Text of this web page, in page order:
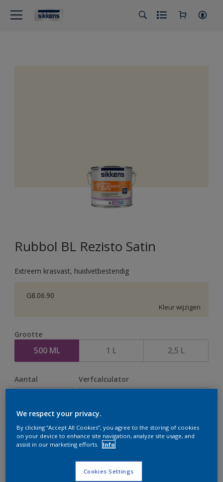
Rubbol BL Rezisto Satin
Extreem krasvast, huidvetbestendig
G8.06.90
Kleur wijzigen
Grootte
500 ML 1 L 2,5 L
Aantal Verfcalculator
Op dit moment is het niet mogelijk dit product online
te bestellen. Houd de website in de gaten, we werken
We respect your privacy.
By clicking “Accept All Cookies”, you agree to the storing of cookies
on your device to enhance site navigation, analyze site usage, and
assist in our marketing efforts.
Info
Cookies Settings